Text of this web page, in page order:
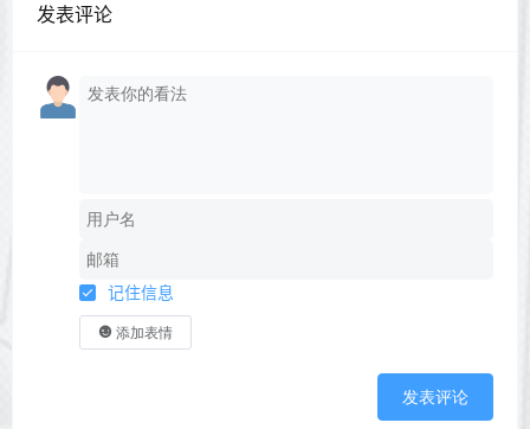
发表评论
记住信息
添加表情
发表评论